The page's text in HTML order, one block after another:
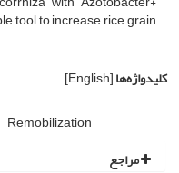
tool to increase rice grain
کلیدواژه‌ها[English]
Remobilization
مراجع